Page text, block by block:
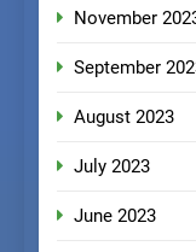
November
September
August 2023
July 2023
June 2023